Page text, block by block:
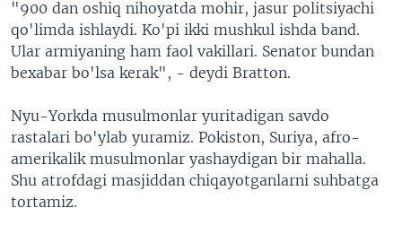
"900 dan oshiq nihoyatda mohir, jasur politsiyachi
qo'limda ishlaydi. Ko'pi ikki mushkul ishda band.
Ular armiyaning ham faol vakillari. Senator bundan
bexabar bo'lsa kerak", - deydi Bratton.
Nyu-Yorkda musulmonlar yuritadigan savdo
rastalari bo'ylab yuramiz. Pokiston, Suriya, afro-
amerikalik musulmonlar yashaydigan bir mahalla.
Shu atrofdagi masjiddan chiqayotganlarni suhbatga
tortamiz.